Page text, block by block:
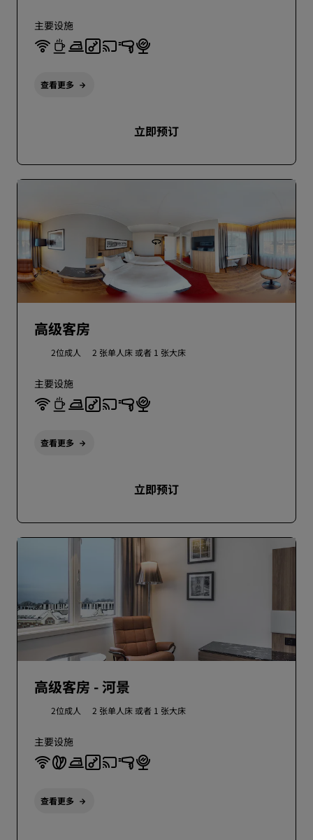
主要设施
查看更多
立即预订
高级客房
2位成人 2 张单人床 或者 1 张大床
主要设施
查看更多
立即预订
高级客房 - 河景
2位成人 2 张单人床 或者 1 张大床
主要设施
查看更多